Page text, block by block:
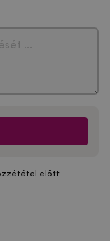
előtt